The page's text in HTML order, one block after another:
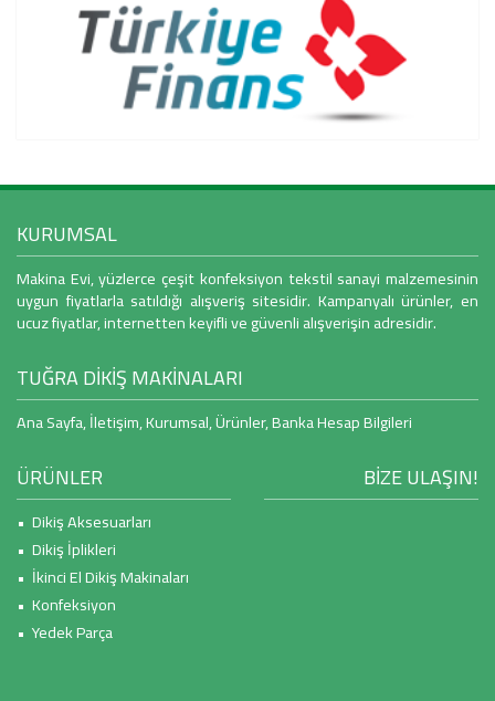
KURUMSAL
Makina Evi, yüzlerce çeşit konfeksiyon tekstil sanayi malzemesinin
uygun fiyatlarla satıldığı alışveriş sitesidir. Kampanyalı ürünler, en
ucuz fiyatlar, internetten keyifli ve güvenli alışverişin adresidir.
TUĞRA DİKİŞ MAKİNALARI
Ana Sayfa,İletişim,Kurumsal,Ürünler,Banka Hesap Bilgileri
ÜRÜNLER
• Dikiş Aksesuarları
• Dikiş İplikleri
• İkinci El Dikiş Makinaları
• Konfeksiyon
• Yedek Parça
BİZE ULAŞIN!